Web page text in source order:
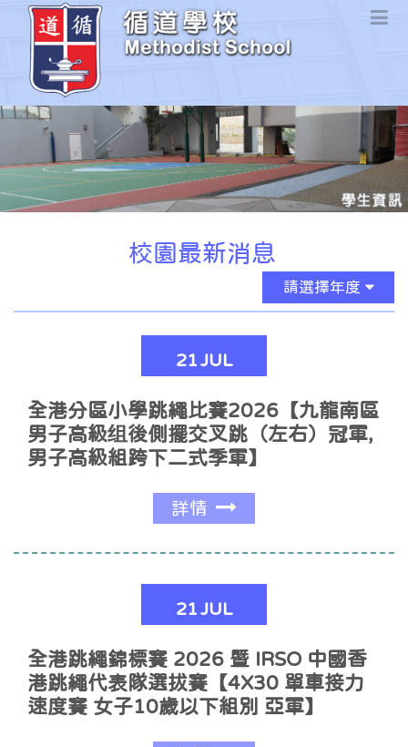
校園最新消息
請選擇年度
21 JUL
全港分區小學跳繩比賽2026【九龍南區
男子高級组後側擺交叉跳（左右）冠軍,
男子高級組跨下二式季軍】
詳情
21 JUL
全港跳繩錦標賽 2026 暨 IRSO 中國香
港跳繩代表隊選拔賽【4X30 單車接力
速度賽 女子10歲以下組別 亞軍】